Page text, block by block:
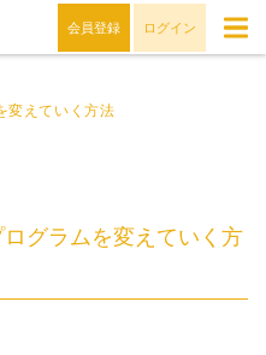
会員登録 ログイン
変えていく方法
グラムを変えていく方